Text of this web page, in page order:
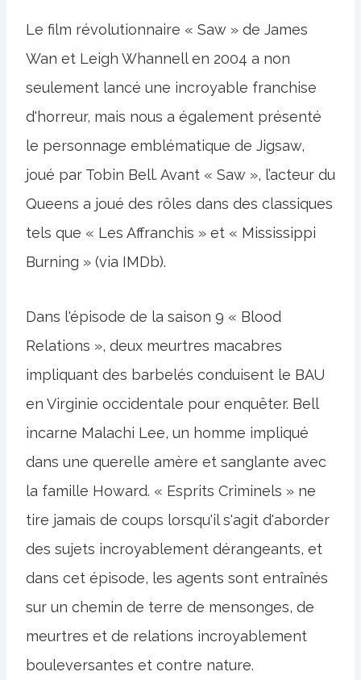
Le film révolutionnaire « Saw » de James
Wan et Leigh Whannell en 2004 a non
seulement lancé une incroyable franchise
d'horreur, mais nous a également présenté
le personnage emblématique de Jigsaw,
joué par Tobin Bell. Avant « Saw », l’acteur du
Queens a joué des rôles dans des classiques
tels que « Les Affranchis » et « Mississippi
Burning » (via IMDb).
Dans l'épisode de la saison 9 « Blood
Relations », deux meurtres macabres
impliquant des barbelés conduisent le BAU
en Virginie occidentale pour enquêter. Bell
incarne Malachi Lee, un homme impliqué
dans une querelle amère et sanglante avec
la famille Howard. « Esprits Criminels » ne
tire jamais de coups lorsqu'il s'agit d'aborder
des sujets incroyablement dérangeants, et
dans cet épisode, les agents sont entraînés
sur un chemin de terre de mensonges, de
meurtres et de relations incroyablement
bouleversantes et contre nature.